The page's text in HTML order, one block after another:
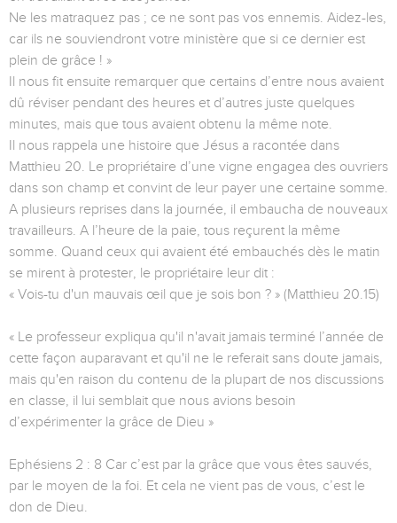
Ne les matraquez pas ; ce ne sont pas vos ennemis. Aidez-les,
car ils ne souviendront votre ministère que si ce dernier est
plein de grâce ! »
Il nous fit ensuite remarquer que certains d’entre nous avaient
dû réviser pendant des heures et d’autres juste quelques
minutes, mais que tous avaient obtenu la même note.
Il nous rappela une histoire que Jésus a racontée dans
Matthieu 20. Le propriétaire d’une vigne engagea des ouvriers
dans son champ et convint de leur payer une certaine somme.
A plusieurs reprises dans la journée, il embaucha de nouveaux
travailleurs. A l’heure de la paie, tous reçurent la même
somme. Quand ceux qui avaient été embauchés dès le matin
se mirent à protester, le propriétaire leur dit :
« Vois-tu d'un mauvais œil que je sois bon ? » (Matthieu 20.15)
« Le professeur expliqua qu'il n'avait jamais terminé l’année de
cette façon auparavant et qu'il ne le referait sans doute jamais,
mais qu'en raison du contenu de la plupart de nos discussions
en classe, il lui semblait que nous avions besoin
d’expérimenter la grâce de Dieu »
Ephésiens 2 : 8 Car c’est par la grâce que vous êtes sauvés,
par le moyen de la foi. Et cela ne vient pas de vous, c’est le
don de Dieu.